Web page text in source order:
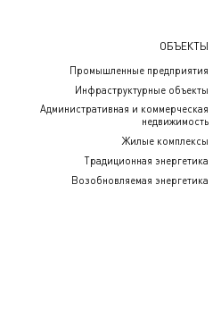
ОБЪЕКТЫ
Промышленные предприятия
Инфраструктурные объекты
Административная и коммерческая
недвижимость
Жилые комплексы
Традиционная энергетика
Возобновляемая энергетика